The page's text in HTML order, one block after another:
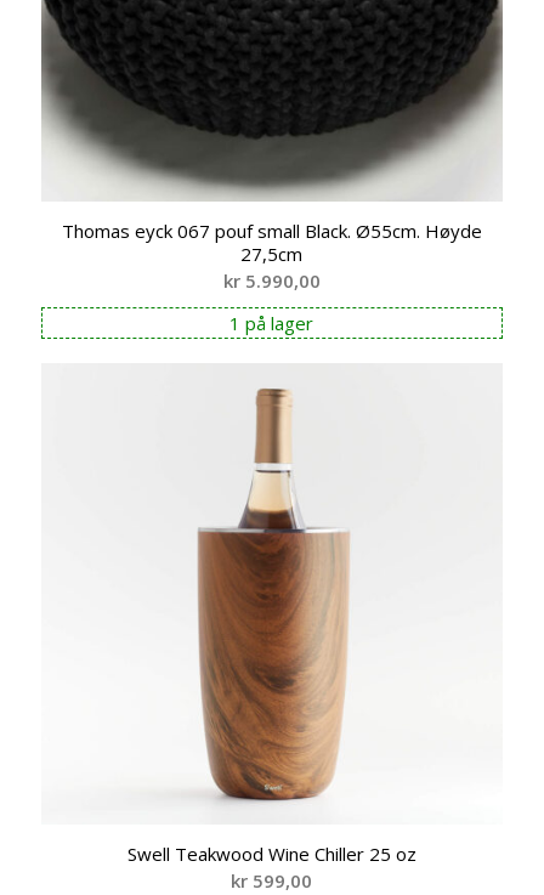
Thomas eyck 067 pouf small Black. Ø55cm. Høyde
27,5cm
kr5.990,00
1 på lager
Swell Teakwood Wine Chiller 25 oz
kr 599,00